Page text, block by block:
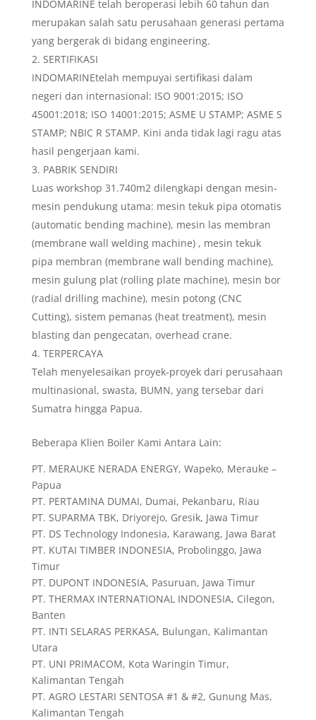
INDOMARINE telah beroperasi lebih 60 tahun dan
merupakan salah satu perusahaan generasi pertama
yang bergerak di bidang engineering.
SERTIFIKASI
INDOMARINEtelah mempuyai sertifikasi dalam
negeri dan internasional: ISO 9001:2015; ISO
45001:2018; ISO 14001:2015; ASME U STAMP; ASME S
STAMP; NBIC R STAMP. Kini anda tidak lagi ragu atas
hasil pengerjaan kami.
PABRIK SENDIRI
Luas workshop 31.740m2 dilengkapi dengan mesin-
mesin pendukung utama: mesin tekuk pipa otomatis
(automatic bending machine), mesin las membran
(membrane wall welding machine) , mesin tekuk
pipa membran (membrane wall bending machine),
mesin gulung plat (rolling plate machine), mesin bor
(radial drilling machine), mesin potong (CNC
Cutting), sistem pemanas (heat treatment), mesin
blasting dan pengecatan, overhead crane.
TERPERCAYA
Telah menyelesaikan proyek-proyek dari perusahaan
multinasional, swasta, BUMN, yang tersebar dari
Sumatra hingga Papua.
Beberapa Klien Boiler Kami Antara Lain:
PT. MERAUKE NERADA ENERGY, Wapeko, Merauke –
Papua
PT. PERTAMINA DUMAI, Dumai, Pekanbaru, Riau
PT. SUPARMA TBK, Driyorejo, Gresik, Jawa Timur
PT. DS Technology Indonesia, Karawang, Jawa Barat
PT. KUTAI TIMBER INDONESIA, Probolinggo, Jawa
Timur
PT. DUPONT INDONESIA, Pasuruan, Jawa Timur
PT. THERMAX INTERNATIONAL INDONESIA, Cilegon,
Banten
PT. INTI SELARAS PERKASA, Bulungan, Kalimantan
Utara
PT. UNI PRIMACOM, Kota Waringin Timur,
Kalimantan Tengah
PT. AGRO LESTARI SENTOSA #1 & #2, Gunung Mas,
Kalimantan Tengah